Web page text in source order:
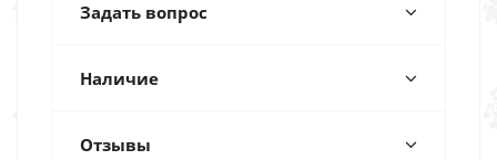
Задать вопрос
Наличие
Отзывы